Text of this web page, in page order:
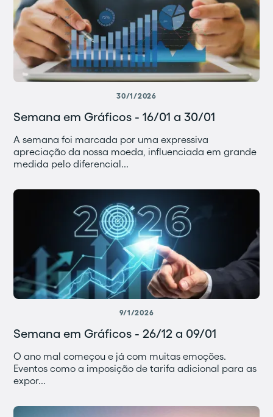
30/1/2026
Semana em Gráficos - 16/01 a 30/01
A semana foi marcada por uma expressiva
apreciação da nossa moeda, influenciada em grande
medida pelo diferencial...
9/1/2026
Semana em Gráficos - 26/12 a 09/01
O ano mal começou e já com muitas emoções.
Eventos como a imposição de tarifa adicional para as
expor...